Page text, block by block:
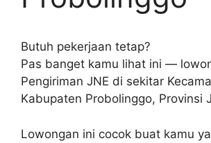
Butuh pekerjaan tetap?
Pas banget kamu lihat ini —
Pengiriman JNE di sekitar
Kabupaten Probolinggo, Provinsi
Lowongan ini cocok buat kamu